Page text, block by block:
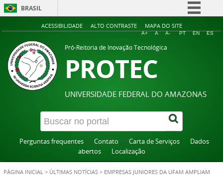
BRASIL
Simplifique!
Acesso à informação
ACESSIBILIDADE ALTO CONTRASTE MAPA DO SITE
A+ A A- PT EN ES
Pró-Reitoria de Inovação Tecnológica
PROTEC
UNIVERSIDADE FEDERAL DO AMAZONAS
Perguntas frequentes Contato Carta de Serviços
Dados
abertos
Localização
PÁGINA INICIAL > ÚLTIMAS NOTÍCIAS > EMPRESAS JUNIORES DA UFAM AMPLIAM